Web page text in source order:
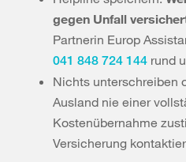
gegen Unfall
Partnerin Europ
041 848 724 144 rund
Nichts unterschreiben
Ausland nie einer
Kostenübernahme
Versicherung